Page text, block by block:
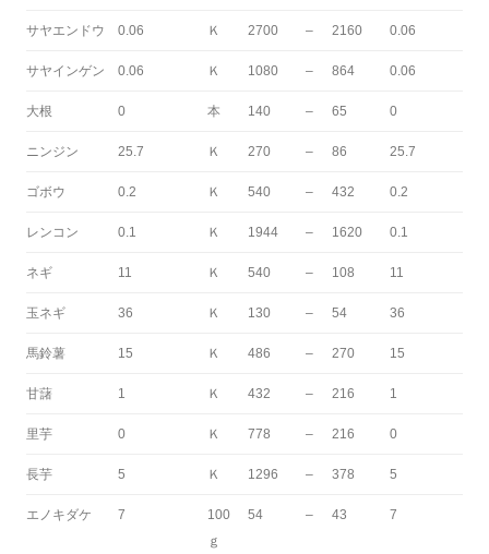
サヤエンドウ 0.06 Ｋ 2700 – 2160 0.06
サヤインゲン 0.06 Ｋ 1080 – 864 0.06
大根 0 本 140 – 65 0
ニンジン 25.7 Ｋ 270 – 86 25.7
ゴボウ 0.2 Ｋ 540 – 432 0.2
レンコン 0.1 Ｋ 1944 – 1620 0.1
ネギ 11 Ｋ 540 – 108 11
玉ネギ 36 Ｋ 130 – 54 36
馬鈴薯 15 Ｋ 486 – 270 15
甘藷 1 Ｋ 432 – 216 1
里芋 0 Ｋ 778 – 216 0
長芋 5 Ｋ 1296 – 378 5
エノキダケ 7
100
ｇ
54 – 43 7